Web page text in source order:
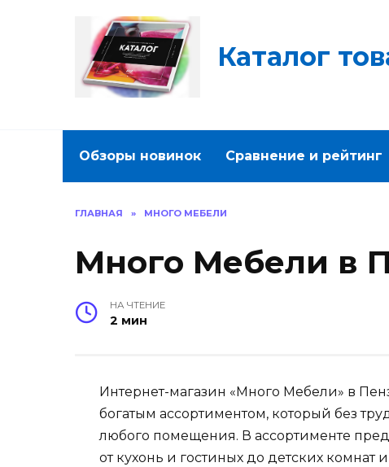
Каталог
Обзоры новинок Сравнение и рейтинг
ГЛАВНАЯ » МНОГО МЕБЕЛИ
Много Мебели в
НА ЧТЕНИЕ
2 мин
Интернет-магазин «Много Мебели» в
богатым ассортиментом, который без
любого помещения. В ассортименте
от кухонь и гостиных до детских комнат